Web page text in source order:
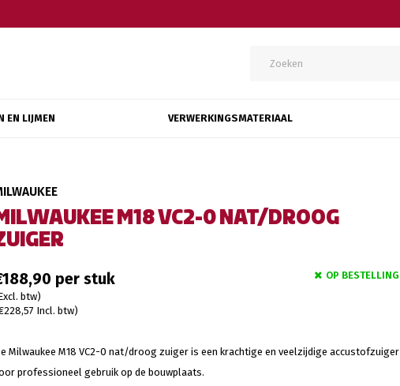
EN LIJMEN VERWERKINGSMATERIAAL
M18 VC2-0 NAT/DROOG
btw)
Incl. btw)
OP BESTELLING
Milwaukee M18 VC2-0 nat/droog zuiger is een krachtige en veelzijdige accustofzuiger
professioneel gebruik op de bouwplaats.